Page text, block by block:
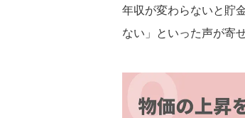
年収が変わらないと貯
ない」といった声が寄